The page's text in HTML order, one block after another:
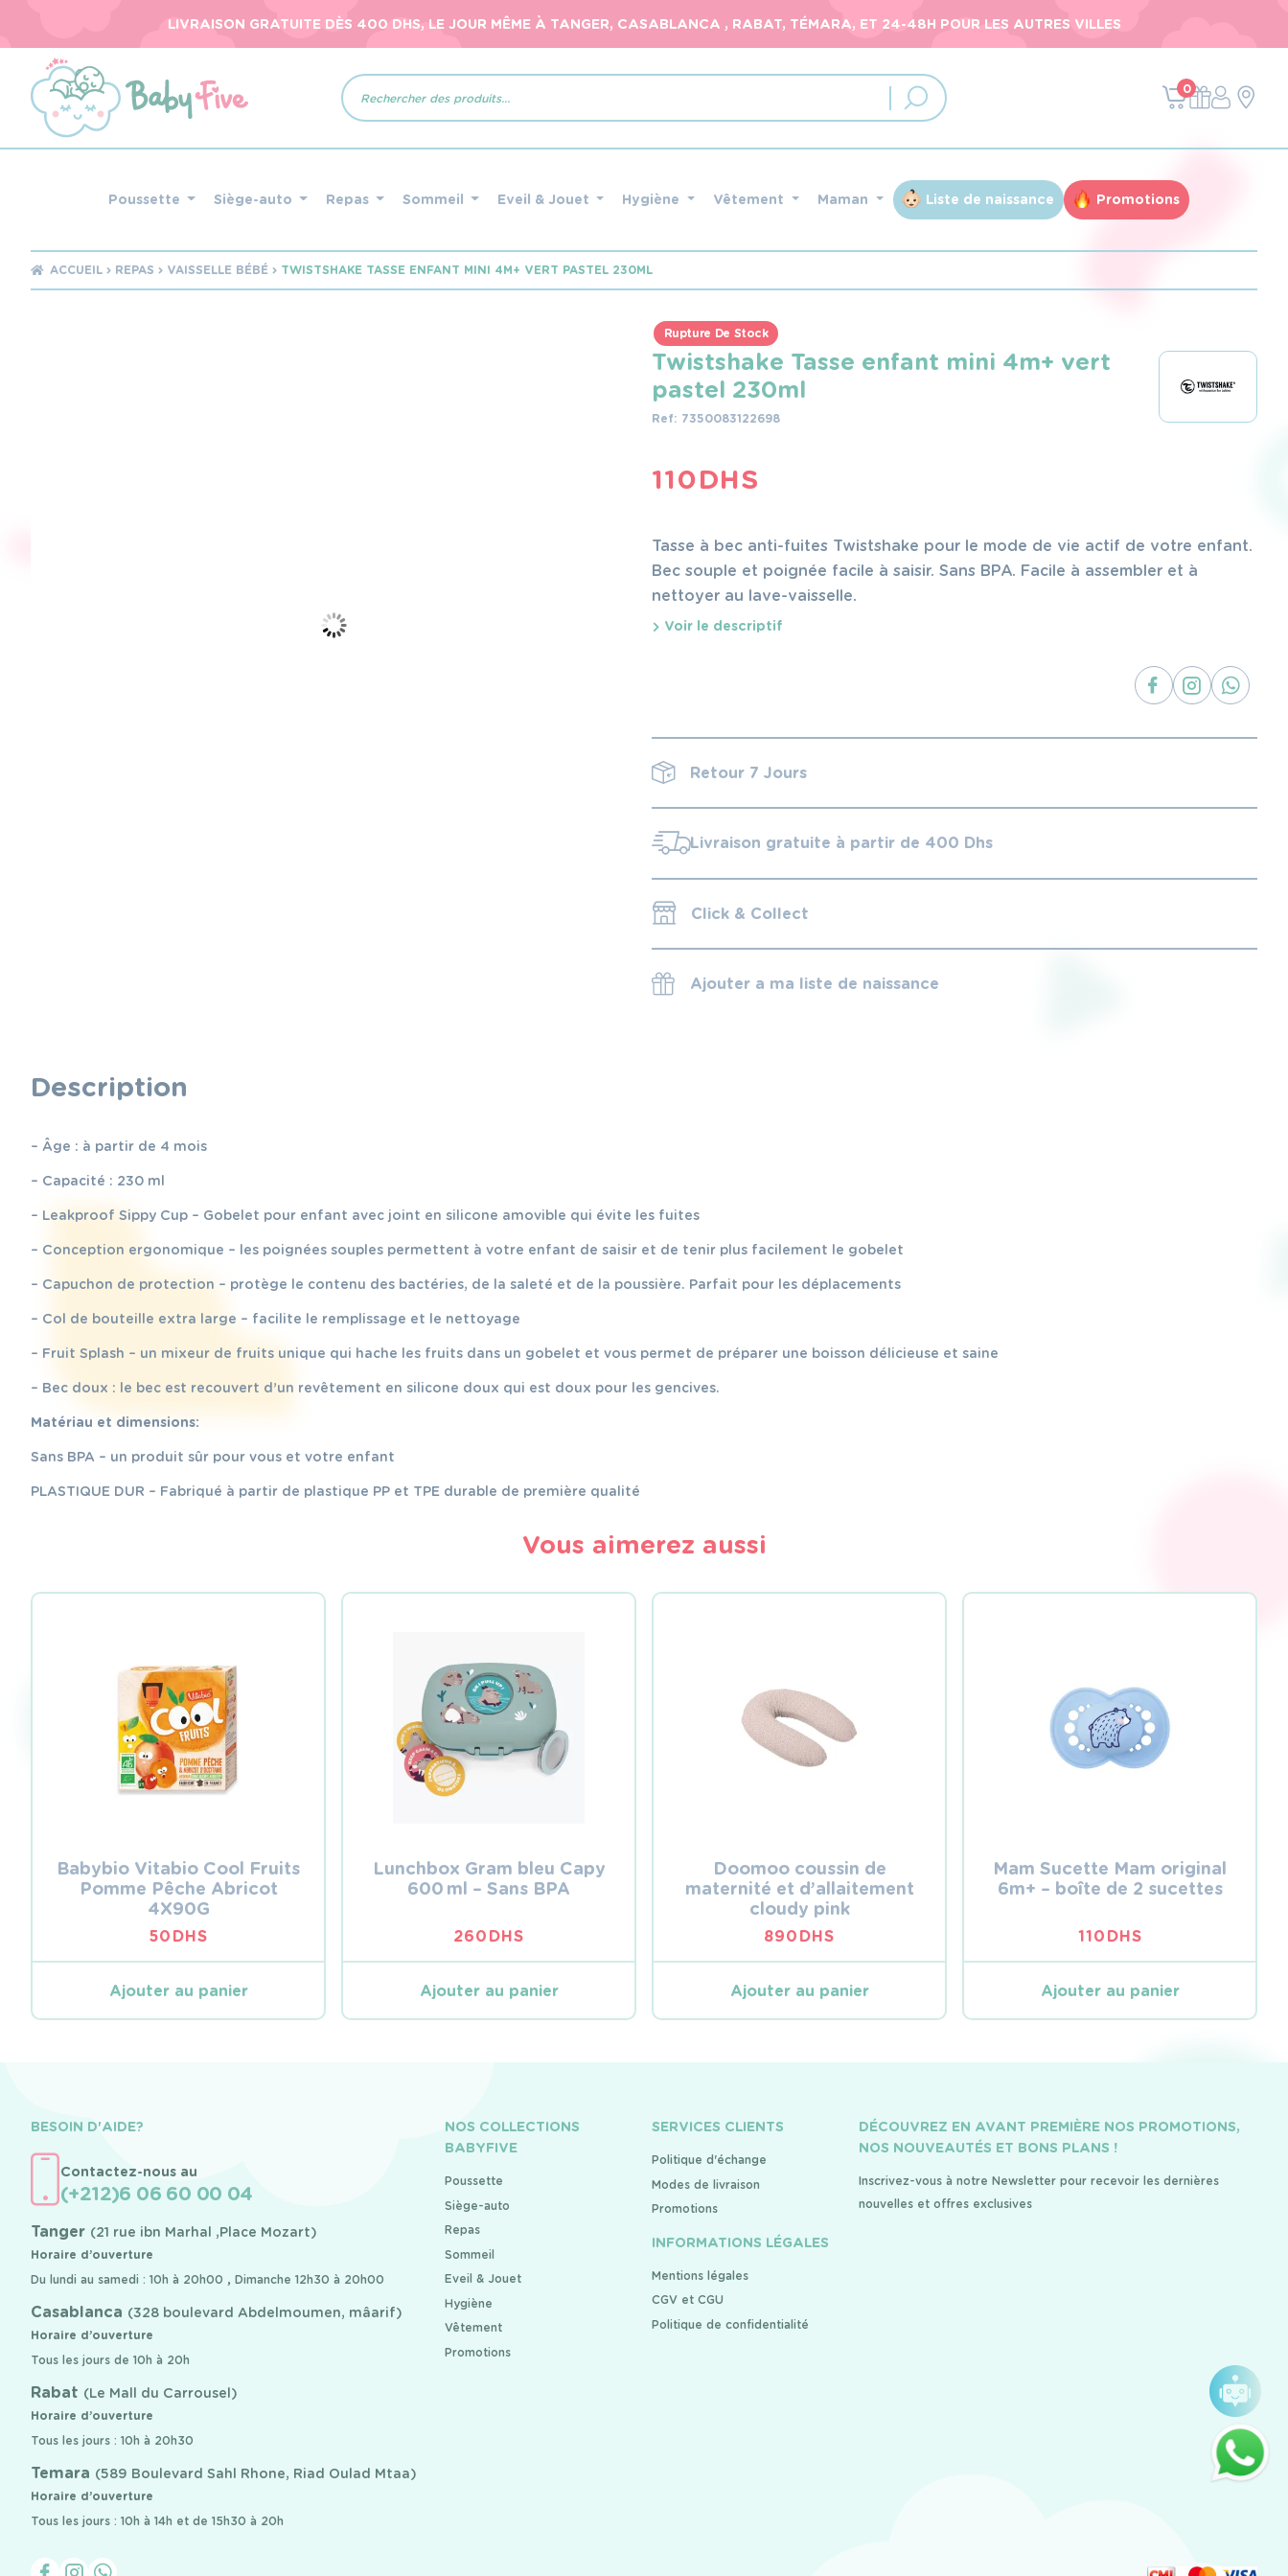
LIVRAISON GRATUITE DÈS 400 DHS, LE JOUR MÊME À TANGER, CASABLANCA , RABAT, TÉMARA, ET 24-48H POUR LES AUTRES VILLES
Recherche
de
produits
0
Poussette Siège-auto Repas Sommeil Eveil & Jouet Hygiène Vêtement Maman Liste de naissance Promotions
ACCUEIL REPAS VAISSELLE BÉBÉ TWISTSHAKE TASSE ENFANT MINI 4M+ VERT PASTEL 230ML
Rupture De Stock
Twistshake Tasse enfant mini 4m+ vert
pastel 230ml
Ref: 7350083122698
110DHS
Tasse à bec anti-fuites Twistshake pour le mode de vie actif de votre enfant.
Bec souple et poignée facile à saisir. Sans BPA. Facile à assembler et à
nettoyer au lave-vaisselle.
Voir le descriptif
Retour 7 Jours
Livraison gratuite à partir de 400 Dhs
Click & Collect
Ajouter a ma liste de naissance
Description
– Âge : à partir de 4 mois
– Capacité : 230 ml
– Leakproof Sippy Cup – Gobelet pour enfant avec joint en silicone amovible qui évite les fuites
– Conception ergonomique – les poignées souples permettent à votre enfant de saisir et de tenir plus facilement le gobelet
– Capuchon de protection – protège le contenu des bactéries, de la saleté et de la poussière. Parfait pour les déplacements
– Col de bouteille extra large – facilite le remplissage et le nettoyage
– Fruit Splash – un mixeur de fruits unique qui hache les fruits dans un gobelet et vous permet de préparer une boisson délicieuse et saine
– Bec doux : le bec est recouvert d’un revêtement en silicone doux qui est doux pour les gencives.
Matériau et dimensions :
Sans BPA – un produit sûr pour vous et votre enfant
PLASTIQUE DUR – Fabriqué à partir de plastique PP et TPE durable de première qualité
Vous aimerez aussi
Babybio Vitabio Cool Fruits
Pomme Pêche Abricot
4X90G
50 DHS
Ajouter au panier
Lunchbox Gram bleu Capy
600 ml – Sans BPA
260 DHS
Ajouter au panier
Doomoo coussin de
maternité et d’allaitement
cloudy pink
890 DHS
Ajouter au panier
Mam Sucette Mam original
6m+ – boîte de 2 sucettes
110 DHS
Ajouter au panier
BESOIN D'AIDE?
Contactez-nous au
(+212)6 06 60 00 04
Tanger (21 rue ibn Marhal ,Place Mozart)
Horaire d’ouverture
Du lundi au samedi : 10h à 20h00 , Dimanche 12h30 à 20h00
Casablanca (328 boulevard Abdelmoumen, mâarif)
Horaire d’ouverture
Tous les jours de 10h à 20h
Rabat (Le Mall du Carrousel)
Horaire d’ouverture
Tous les jours : 10h à 20h30
Temara (589 Boulevard Sahl Rhone, Riad Oulad Mtaa)
Horaire d’ouverture
Tous les jours : 10h à 14h et de 15h30 à 20h
NOS COLLECTIONS
BABYFIVE
Poussette
Siège-auto
Repas
Sommeil
Eveil & Jouet
Hygiène
Vêtement
Promotions
SERVICES CLIENTS
Politique d'échange
Modes de livraison
Promotions
INFORMATIONS LÉGALES
Mentions légales
CGV et CGU
Politique de confidentialité
DÉCOUVREZ EN AVANT PREMIÈRE NOS PROMOTIONS,
NOS NOUVEAUTÉS ET BONS PLANS !
Inscrivez-vous à notre Newsletter pour recevoir les dernières
nouvelles et offres exclusives